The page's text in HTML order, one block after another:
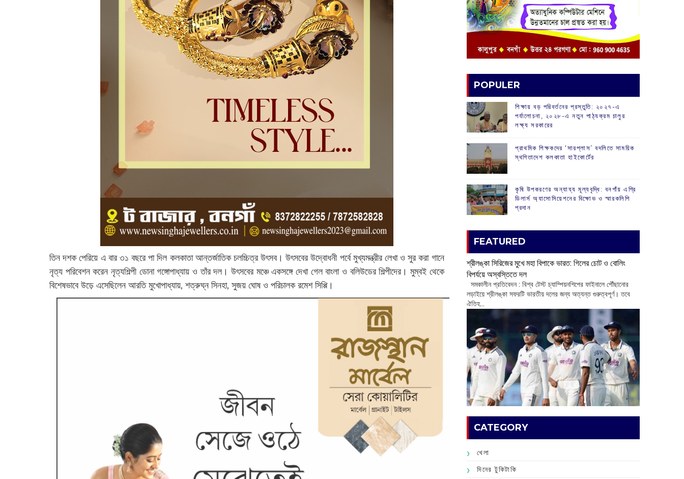
তিন দশক পেরিয়ে এ বার ৩১ বছরে পা দিল কলকাতা আন্তর্জাতিক চলচ্চিত্র উৎসব। উৎসবের উদ্বোধনী পর্বে মুখ্যমন্ত্রীর লেখা ও সুর করা গানে
নৃত্য পরিবেশন করেন নৃত্যশিল্পী ডোনা গঙ্গোপাধ্যায় ও তাঁর দল। উৎসবের মঞ্চে একসঙ্গে দেখা গেল বাংলা ও বলিউডের শিল্পীদের। মুম্বই থেকে
বিশেষভাবে উড়ে এসেছিলেন আরতি মুখোপাধ্যায়, শত্রুঘ্ন সিনহা, সুজয় ঘোষ ও পরিচালক রমেশ সিপ্পি।
POPULER
শিক্ষায় বড় পরিবর্তনের প্রস্তুতি: ২০২৭-এ
পর্যালোচনা, ২০২৮-এ নতুন পাঠ্যক্রম চালুর
লক্ষ্য সরকারের
প্রাথমিক শিক্ষকদের ‘সারপ্লাস’ বদলিতে সাময়িক
স্থগিতাদেশ কলকাতা হাইকোর্টের
কৃষি উপকরণের অন্যায্য মূল্যবৃদ্ধি: বনগাঁয় এগ্রি
ডিলার্স অ্যাসোসিয়েশনের বিক্ষোভ ও স্মারকলিপি
প্রদান
FEATURED
শ্রীলঙ্কা সিরিজের মুখে মহা বিপাকে ভারত: গিলের চোট ও বোলিং
বিপর্যয়ে অস্বস্তিতে দল
‌ সমকালীন প্রতিবেদন : বিশ্ব টেস্ট চ্যাম্পিয়নশিপের ফাইনালে পৌঁছানোর
লড়াইয়ে শ্রীলঙ্কা সফরটি ভারতীয় দলের জন্য অত্যন্ত গুরুত্বপূর্ণ। তবে
ঐতিহ...
CATEGORY
খেলা
দিনের টুকিটাকি